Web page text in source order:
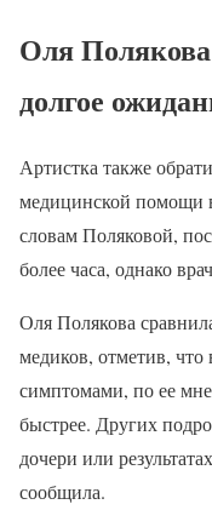
Оля
долгое
Артистка также
медицинской помощи
словам Поляковой,
более часа, однако
Оля Полякова
медиков, отметив,
симптомами, по ее
быстрее. Других
дочери или
сообщила.